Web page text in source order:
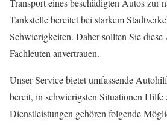
Transport eines beschädigten Autos zur
Tankstelle bereitet bei starkem
Schwierigkeiten. Daher sollten Sie diese
Fachleuten anvertrauen.
Unser Service bietet umfassende
bereit, in schwierigsten Situationen Hilfe
Dienstleistungen gehören folgende